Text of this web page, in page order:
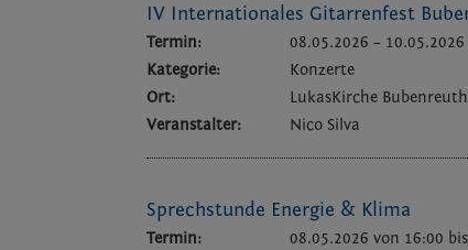
IV Internationales Gitarrenfest
Termin: 08.05.2026 – 10.05.2026
Kategorie:
Konzerte
Ort:
LukasKirche
Veranstalter:
Nico Silva
Sprechstunde Energie & Klima
Termin: 08.05.2026 von 16:00